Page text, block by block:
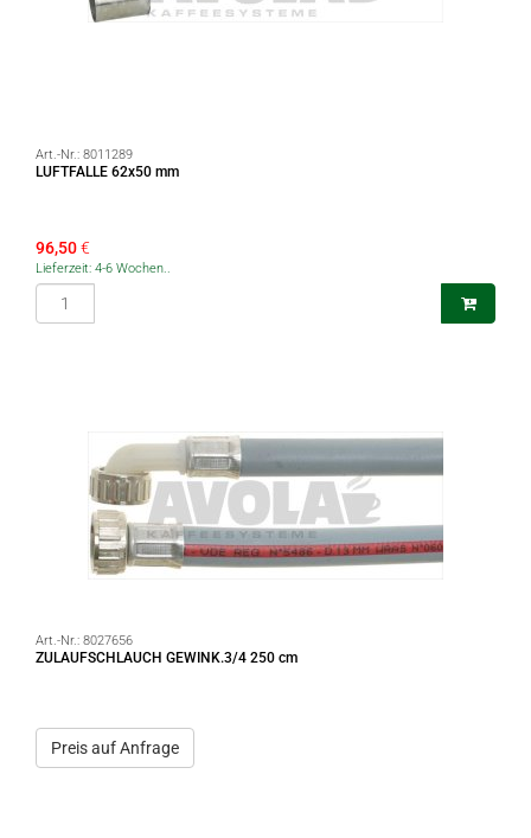
Art.-Nr.: 8011289
LUFTFALLE 62x50 mm
96,50€
Lieferzeit: 4-6 Wochen..
Art.-Nr.: 8027656
ZULAUFSCHLAUCH GEWINK.3/4 250 cm
Preis auf Anfrage